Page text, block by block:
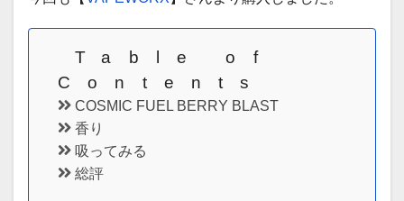
Table of
Contents
COSMIC FUEL BERRY BLAST
香り
吸ってみる
総評